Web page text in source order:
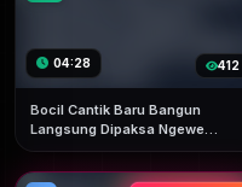
04:28 412
Bocil Cantik Baru Bangun
Langsung Dipaksa Ngewe
Sampai Lemas